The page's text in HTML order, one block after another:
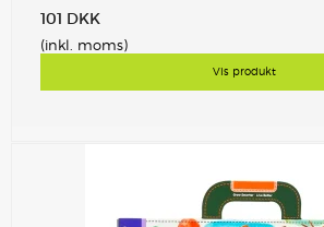
101 DKK
(inkl. moms)
Vis produkt